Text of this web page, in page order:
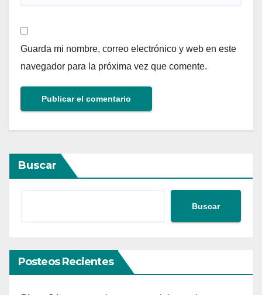
Guarda mi nombre, correo electrónico y web en este
navegador para la próxima vez que comente.
Buscar
Buscar
Posteos Recientes